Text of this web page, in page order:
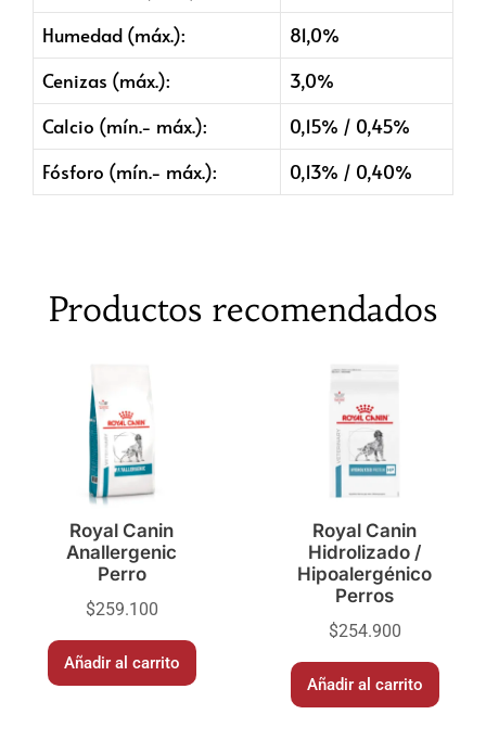
Humedad (máx.):
81,0%
Cenizas (máx.):
3,0%
Calcio (mín.- máx.):
0,15% / 0,45%
Fósforo (mín.- máx.):
0,13% / 0,40%
Productos recomendados
Royal Canin
Anallergenic
Perro
$259.100
Añadir al carrito
Royal Canin
Hidrolizado /
Hipoalergénico
Perros
$254.900
Añadir al carrito